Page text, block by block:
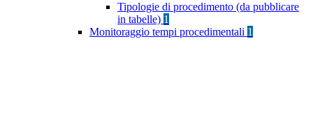
Tipologie di procedimento (da pubblicare
in tabelle) 1
Monitoraggio tempi procedimentali 1